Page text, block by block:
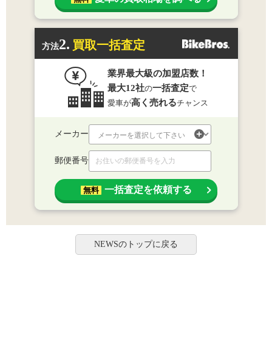
方法2. 買取一括査定
業界最大級の加盟店数！
最大12社の一括査定で
愛車が高く売れるチャンス
メーカー
郵便番号
無料 一括査定を依頼する
NEWSのトップに戻る